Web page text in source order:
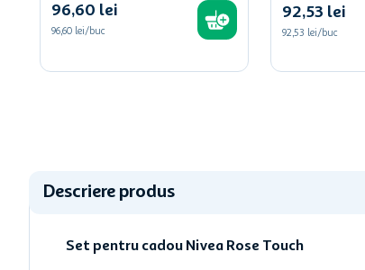
96,60 lei
96,60 lei/buc
92,53 lei
92,53 lei/buc
Descriere produs
Set pentru cadou Nivea Rose Touch